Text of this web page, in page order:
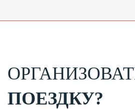
ПОЕЗДКУ?